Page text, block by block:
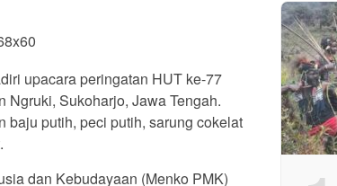
upacara peringatan HUT ke-77
Ngruki, Sukoharjo, Jawa Tengah.
baju putih, peci putih, sarung cokelat
dan Kebudayaan (Menko PMK)